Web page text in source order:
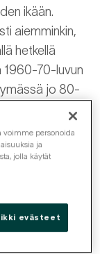
ikään.
aiemminkin,
hetkellä
70-luvun
jo 80-
aina
Mikäli
saatetaan
silloin, kun
ja hallituksen
voimme personoida
ja
jolla käytät
evästeet